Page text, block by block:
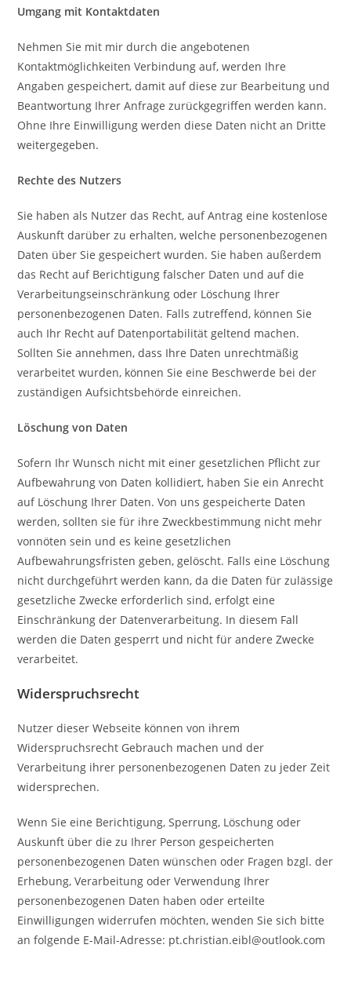
Umgang mit Kontaktdaten
Nehmen Sie mit mir durch die angebotenen
Kontaktmöglichkeiten Verbindung auf, werden Ihre
Angaben gespeichert, damit auf diese zur Bearbeitung und
Beantwortung Ihrer Anfrage zurückgegriffen werden kann.
Ohne Ihre Einwilligung werden diese Daten nicht an Dritte
weitergegeben.
Rechte des Nutzers
Sie haben als Nutzer das Recht, auf Antrag eine kostenlose
Auskunft darüber zu erhalten, welche personenbezogenen
Daten über Sie gespeichert wurden. Sie haben außerdem
das Recht auf Berichtigung falscher Daten und auf die
Verarbeitungseinschränkung oder Löschung Ihrer
personenbezogenen Daten. Falls zutreffend, können Sie
auch Ihr Recht auf Datenportabilität geltend machen.
Sollten Sie annehmen, dass Ihre Daten unrechtmäßig
verarbeitet wurden, können Sie eine Beschwerde bei der
zuständigen Aufsichtsbehörde einreichen.
Löschung von Daten
Sofern Ihr Wunsch nicht mit einer gesetzlichen Pflicht zur
Aufbewahrung von Daten kollidiert, haben Sie ein Anrecht
auf Löschung Ihrer Daten. Von uns gespeicherte Daten
werden, sollten sie für ihre Zweckbestimmung nicht mehr
vonnöten sein und es keine gesetzlichen
Aufbewahrungsfristen geben, gelöscht. Falls eine Löschung
nicht durchgeführt werden kann, da die Daten für zulässige
gesetzliche Zwecke erforderlich sind, erfolgt eine
Einschränkung der Datenverarbeitung. In diesem Fall
werden die Daten gesperrt und nicht für andere Zwecke
verarbeitet.
Widerspruchsrecht
Nutzer dieser Webseite können von ihrem
Widerspruchsrecht Gebrauch machen und der
Verarbeitung ihrer personenbezogenen Daten zu jeder Zeit
widersprechen.
Wenn Sie eine Berichtigung, Sperrung, Löschung oder
Auskunft über die zu Ihrer Person gespeicherten
personenbezogenen Daten wünschen oder Fragen bzgl. der
Erhebung, Verarbeitung oder Verwendung Ihrer
personenbezogenen Daten haben oder erteilte
Einwilligungen widerrufen möchten, wenden Sie sich bitte
an folgende E-Mail-Adresse: pt.christian.eibl@outlook.com